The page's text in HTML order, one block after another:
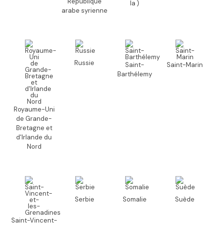
arabe syrienne
la )
Royaume-Uni
de Grande-
Bretagne et
d'Irlande du
Nord
Russie
Saint-
Barthélemy
Saint-Marin
Saint-Vincent-
Serbie Somalie Suède